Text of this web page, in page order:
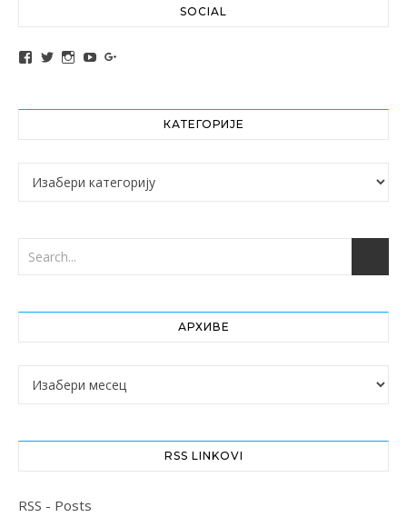
SOCIAL
View altochef’s profile on Facebook
View jovancica73’s profile on Twitter
View jovancica73’s profile on Instagram
View jovancica73’s profile on YouTube
КАТЕГОРИЈЕ
Категорије
АРХИВЕ
Архиве
RSS LINKOVI
RSS - Posts